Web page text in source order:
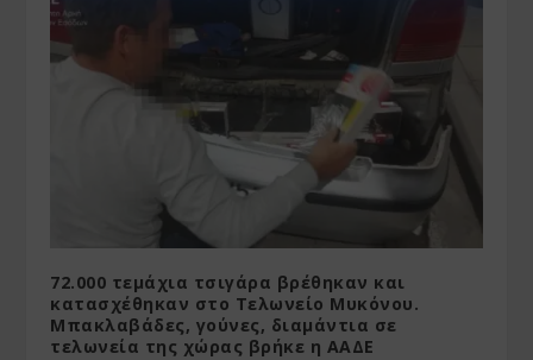
72.000 τεμάχια τσιγάρα βρέθηκαν και
κατασχέθηκαν στο Τελωνείο Μυκόνου.
Μπακλαβάδες, γούνες, διαμάντια σε
τελωνεία της χώρας βρήκε η ΑΑΔΕ